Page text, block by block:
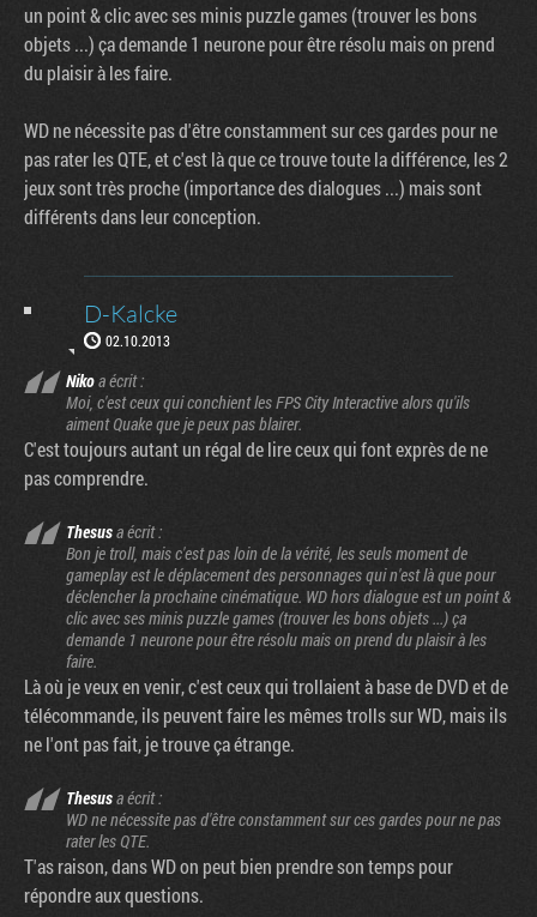
un point & clic avec ses minis puzzle games (trouver les bons
objets ...) ça demande 1 neurone pour être résolu mais on prend
du plaisir à les faire.
WD ne nécessite pas d'être constamment sur ces gardes pour ne
pas rater les QTE, et c'est là que ce trouve toute la différence, les 2
jeux sont très proche (importance des dialogues ...) mais sont
différents dans leur conception.
D-Kalcke
02.10.2013
Nikoa écrit :
Moi, c'est ceux qui conchient les FPS City Interactive alors qu'ils
aiment Quake que je peux pas blairer.
C'est toujours autant un régal de lire ceux qui font exprès de ne
pas comprendre.
Thesusa écrit :
Bon je troll, mais c'est pas loin de la vérité, les seuls moment de
gameplay est le déplacement des personnages qui n'est là que pour
déclencher la prochaine cinématique. WD hors dialogue est un point &
clic avec ses minis puzzle games (trouver les bons objets ...) ça
demande 1 neurone pour être résolu mais on prend du plaisir à les
faire.
Là où je veux en venir, c'est ceux qui trollaient à base de DVD et de
télécommande, ils peuvent faire les mêmes trolls sur WD, mais ils
ne l'ont pas fait, je trouve ça étrange.
Thesusa écrit :
WD ne nécessite pas d'être constamment sur ces gardes pour ne pas
rater les QTE.
T'as raison, dans WD on peut bien prendre son temps pour
répondre aux questions.